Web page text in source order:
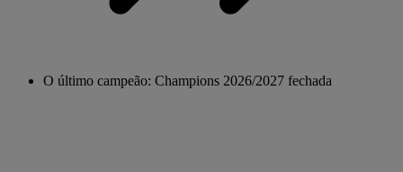
O último campeão: Champions 2026/2027 fechada